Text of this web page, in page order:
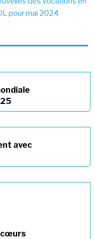
pour mai 2024
avec
cœurs